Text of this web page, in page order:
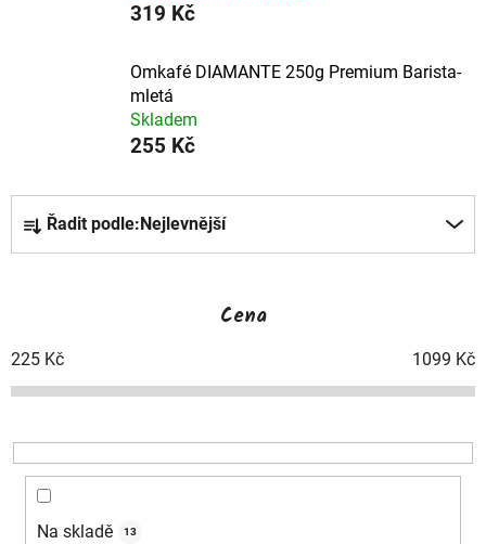
319 Kč
Omkafé DIAMANTE 250g Premium Barista-
mletá
Skladem
255 Kč
Ř
a
e
n
p
Řadit podle: Nejlevnější
Cena
225 Kč 1099 Kč
Na skladě 13